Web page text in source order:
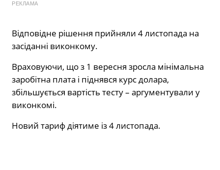
РЕКЛАМА
Відповідне рішення прийняли 4 листопада на
засіданні виконкому.
Враховуючи, що з 1 вересня зросла мінімальна
заробітна плата і піднявся курс долара,
збільшується вартість тесту – аргументували у
виконкомі.
Новий тариф діятиме із 4 листопада.